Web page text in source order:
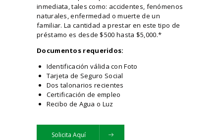
inmediata, tales como: accidentes, fenómenos
naturales, enfermedad o muerte de un
familiar. La cantidad a prestar en este tipo de
préstamo es desde $500 hasta $5,000.*
Documentos requeridos:
Identificación válida con Foto
Tarjeta de Seguro Social
Dos talonarios recientes
Certificación de empleo
Recibo de Agua o Luz
Solicita Aquí